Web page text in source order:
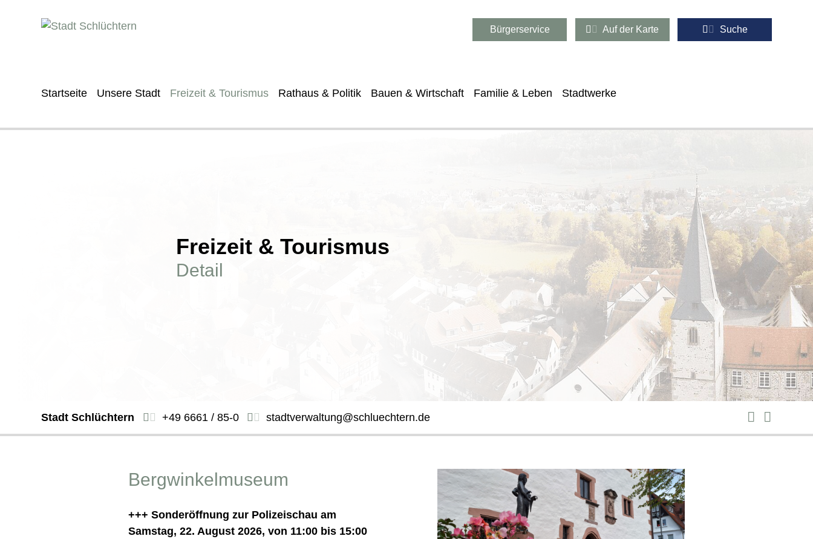
Bürgerservice Auf der Karte Suche
Startseite Unsere Stadt Freizeit & Tourismus Rathaus & Politik Bauen & Wirtschaft Familie & Leben Stadtwerke
Freizeit & Tourismus
Detail
Stadt Schlüchtern +49 6661 / 85-0 stadtverwaltung@schluechtern.de
Bergwinkelmuseum
+++ Sonderöffnung zur Polizeischau am
Samstag, 22. August 2026, von 11:00 bis 15:00